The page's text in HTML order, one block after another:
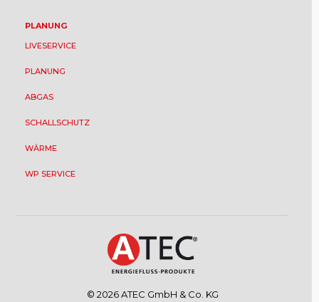
PLANUNG
LIVESERVICE
PLANUNG
ABGAS
SCHALLSCHUTZ
WÄRME
WP SERVICE
© 2026 ATEC GmbH & Co. KG